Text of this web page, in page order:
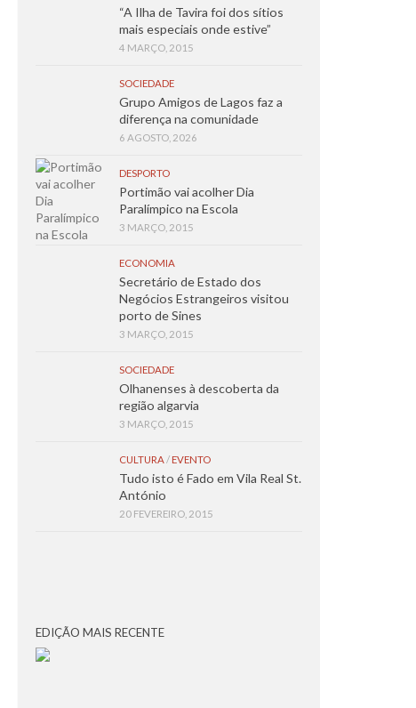
“A Ilha de Tavira foi dos sítios
mais especiais onde estive”
4 MARÇO, 2015
SOCIEDADE
Grupo Amigos de Lagos faz a
diferença na comunidade
6 AGOSTO, 2026
DESPORTO
Portimão vai acolher Dia
Paralímpico na Escola
3 MARÇO, 2015
ECONOMIA
Secretário de Estado dos
Negócios Estrangeiros visitou
porto de Sines
3 MARÇO, 2015
SOCIEDADE
Olhanenses à descoberta da
região algarvia
3 MARÇO, 2015
CULTURA/ EVENTO
Tudo isto é Fado em Vila Real St.
António
20 FEVEREIRO, 2015
EDIÇÃO MAIS RECENTE